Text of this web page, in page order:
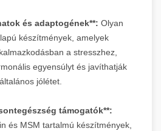
és adaptogének**: Olyan
készítmények, amelyek
a stresszhez,
egyensúlyt és javíthatják
jólétet.
támogatók**:
és MSM tartalmú készítmények,